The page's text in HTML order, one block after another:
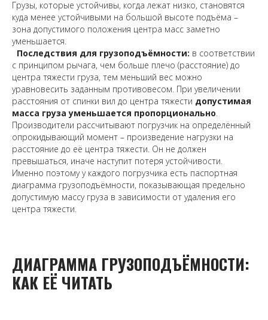
Грузы, которые устойчивы, когда лежат низко, становятся
куда менее устойчивыми на большой высоте подъёма –
зона допустимого положения центра масс заметно
уменьшается.
Последствия для грузоподъёмности: в соответствии
с принципом рычага, чем больше плечо (расстояние) до
центра тяжести груза, тем меньший вес можно
уравновесить заданным противовесом. При увеличении
расстояния от спинки вил до центра тяжести допустимая
масса груза уменьшается пропорционально.
Производители рассчитывают погрузчик на определённый
опрокидывающий момент – произведение нагрузки на
расстояние до её центра тяжести. Он не должен
превышаться, иначе наступит потеря устойчивости.
Именно поэтому у каждого погрузчика есть паспортная
диаграмма грузоподъёмности, показывающая предельно
допустимую массу груза в зависимости от удаления его
центра тяжести.
ДИАГРАММА ГРУЗОПОДЪЁМНОСТИ:
КАК ЕЁ ЧИТАТЬ